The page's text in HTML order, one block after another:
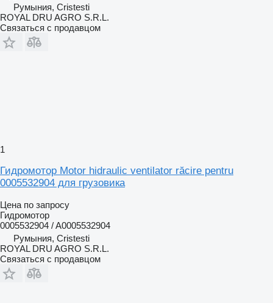
Румыния, Cristesti
ROYAL DRU AGRO S.R.L.
Связаться с продавцом
1
Гидромотор Motor hidraulic ventilator răcire pentru
0005532904 для грузовика
Цена по запросу
Гидромотор
0005532904 / A0005532904
Румыния, Cristesti
ROYAL DRU AGRO S.R.L.
Связаться с продавцом